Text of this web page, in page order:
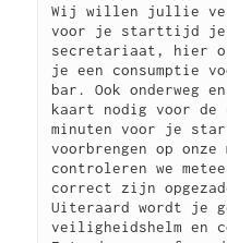
Wij willen jullie
voor je starttijd je
secretariaat, hier
je een consumptie
bar. Ook onderweg
kaart nodig voor de
minuten voor je
voorbrengen op
controleren we
correct zijn
Uiteraard wordt je
veiligheidshelm en